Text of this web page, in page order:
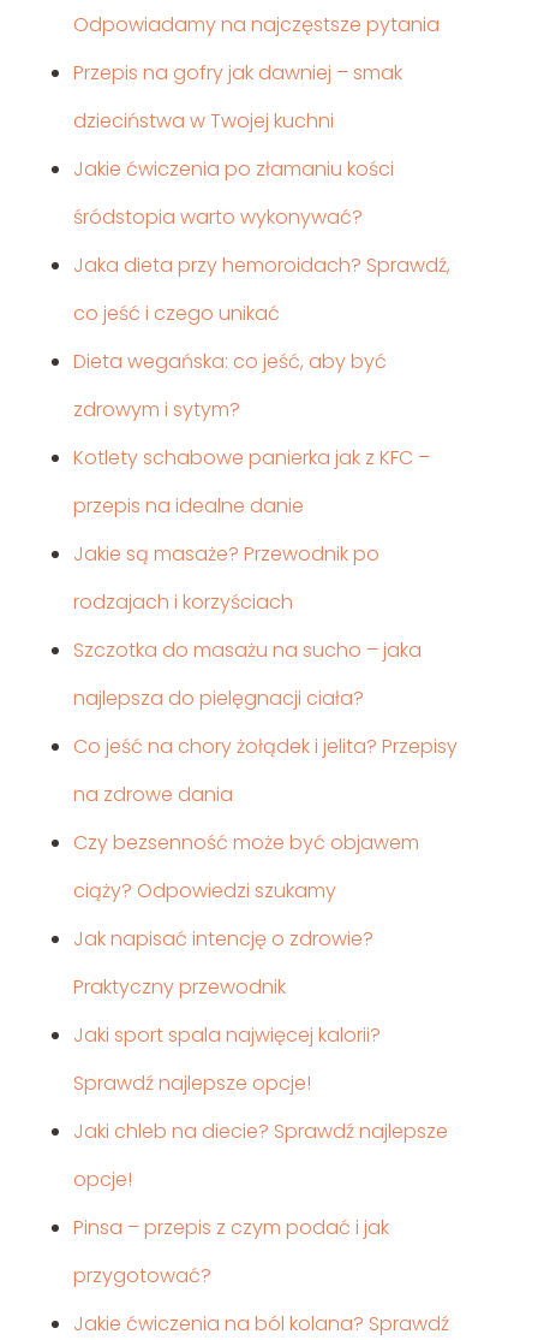
Odpowiadamy na najczęstsze pytania
Przepis na gofry jak dawniej – smak
dzieciństwa w Twojej kuchni
Jakie ćwiczenia po złamaniu kości
śródstopia warto wykonywać?
Jaka dieta przy hemoroidach? Sprawdź,
co jeść i czego unikać
Dieta wegańska: co jeść, aby być
zdrowym i sytym?
Kotlety schabowe panierka jak z KFC –
przepis na idealne danie
Jakie są masaże? Przewodnik po
rodzajach i korzyściach
Szczotka do masażu na sucho – jaka
najlepsza do pielęgnacji ciała?
Co jeść na chory żołądek i jelita? Przepisy
na zdrowe dania
Czy bezsenność może być objawem
ciąży? Odpowiedzi szukamy
Jak napisać intencję o zdrowie?
Praktyczny przewodnik
Jaki sport spala najwięcej kalorii?
Sprawdź najlepsze opcje!
Jaki chleb na diecie? Sprawdź najlepsze
opcje!
Pinsa – przepis z czym podać i jak
przygotować?
Jakie ćwiczenia na ból kolana? Sprawdź